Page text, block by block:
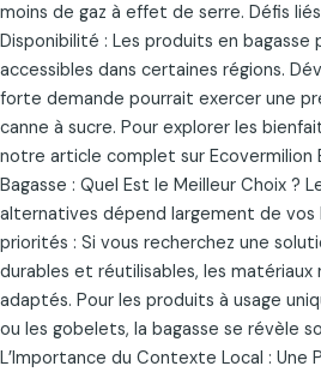
moins de gaz à effet de serre. Défis
Disponibilité : Les produits en
accessibles dans certaines régions.
forte demande pourrait exercer une
canne à sucre. Pour explorer les
notre article complet sur Ecovermilion
Bagasse : Quel Est le Meilleur Choix ?
alternatives dépend largement de vos
priorités : Si vous recherchez une
durables et réutilisables, les
adaptés. Pour les produits à usage
ou les gobelets, la bagasse se révèle
L’Importance du Contexte Local : Une